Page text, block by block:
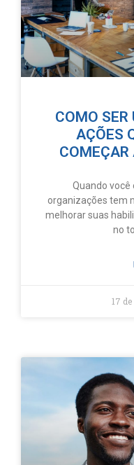
COMO SER
AÇÕES
COMEÇAR
Quando você
organizações tem
melhorar suas
no
17